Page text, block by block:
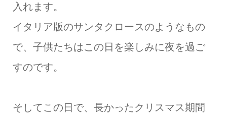
入れます。
イタリア版のサンタクロースのようなもの
で、子供たちはこの日を楽しみに夜を過ご
すのです。
そしてこの日で、長かったクリスマス期間